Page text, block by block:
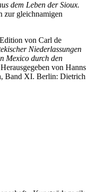
dem Leben der Sioux.
zur gleichnamigen
von Carl de
Niederlassungen
Mexico durch den
Herausgegeben von Hanns
Band XI. Berlin: Dietrich